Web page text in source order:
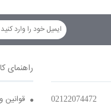
02122074472
راهنمای
قوانین